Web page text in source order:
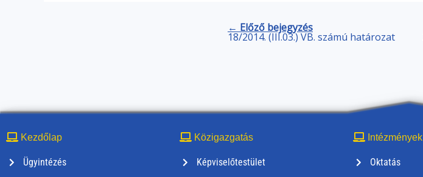
← Előző bejegyzés
18/2014. (III.03.) VB. számú határozat
Kezdőlap
Ügyintézés
Közigazgatás
Képviselőtestület
Intézmények
Oktatás